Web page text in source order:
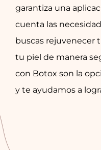
garantiza una
cuenta las
buscas rejuvenecer
tu piel de manera
con Botox son la
y te ayudamos a